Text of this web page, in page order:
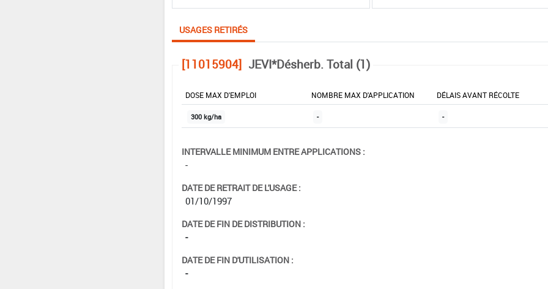
USAGES RETIRÉS
[11015904] JEVI*Désherb. Total (1)
DOSE MAX D'EMPLOI NOMBRE MAX D'APPLICATION DÉLAIS AVANT RÉCOLTE
300 kg/ha - -
INTERVALLE MINIMUM ENTRE APPLICATIONS :
-
DATE DE RETRAIT DE L'USAGE :
01/10/1997
DATE DE FIN DE DISTRIBUTION :
-
DATE DE FIN D'UTILISATION :
-